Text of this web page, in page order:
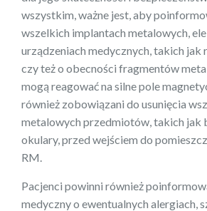
wszystkim, ważne jest, aby
wszelkich implantach metalowych,
urządzeniach medycznych, takich jak
czy też o obecności fragmentów
mogą reagować na silne pole
również zobowiązani do usunięcia
metalowych przedmiotów, takich jak
okulary, przed wejściem do
RM.
Pacjenci powinni również
medyczny o ewentualnych alergiach,